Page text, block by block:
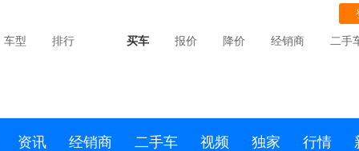
车型 排行 买车 报价 降价 经销商 二手
资讯 经销商 二手车 视频 独家 行情